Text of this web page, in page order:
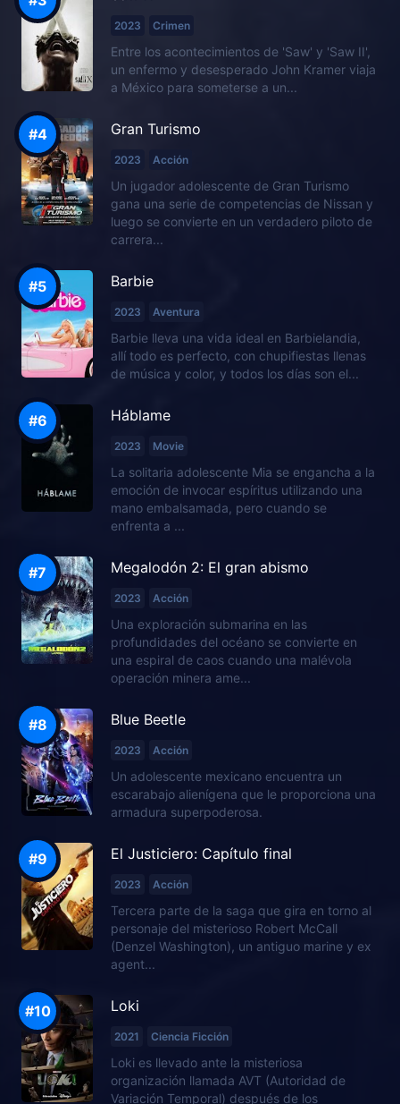
2023 Crimen
Entre los acontecimientos de 'Saw' y 'Saw II',
un enfermo y desesperado John Kramer viaja
a México para someterse a un...
Gran Turismo
2023 Acción
Un jugador adolescente de Gran Turismo
gana una serie de competencias de Nissan y
luego se convierte en un verdadero piloto de
carrera...
Barbie
2023 Aventura
Barbie lleva una vida ideal en Barbielandia,
allí todo es perfecto, con chupifiestas llenas
de música y color, y todos los días son el...
Háblame
2023 Movie
La solitaria adolescente Mia se engancha a la
emoción de invocar espíritus utilizando una
mano embalsamada, pero cuando se
enfrenta a ...
Megalodón 2: El gran abismo
2023 Acción
Una exploración submarina en las
profundidades del océano se convierte en
una espiral de caos cuando una malévola
operación minera ame...
Blue Beetle
2023 Acción
Un adolescente mexicano encuentra un
escarabajo alienígena que le proporciona una
armadura superpoderosa.
El Justiciero: Capítulo final
2023 Acción
Tercera parte de la saga que gira en torno al
personaje del misterioso Robert McCall
(Denzel Washington), un antiguo marine y ex
agent...
Loki
2021 Ciencia Ficción
Loki es llevado ante la misteriosa
organización llamada AVT (Autoridad de
Variación Temporal) después de los